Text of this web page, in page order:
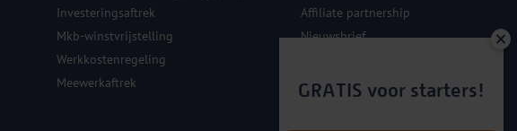
Investeringsaftrek
Mkb-winstvrijstelling
Werkkostenregeling
Meewerkaftrek
Affiliate partnership
Nieuwsbrief
GRATIS voor starters!